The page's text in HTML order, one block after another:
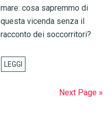
mare: cosa sapremmo di
questa vicenda senza il
racconto dei soccorritori?
Next Page »